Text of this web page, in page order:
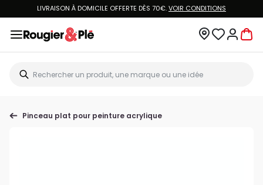
LIVRAISON À DOMICILE OFFERTE DÈS 70€.VOIR CONDITIONS
Pinceau plat pour peinture acrylique